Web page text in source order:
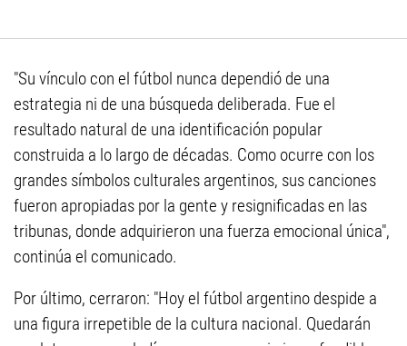
"Su vínculo con el fútbol nunca dependió de una
estrategia ni de una búsqueda deliberada. Fue el
resultado natural de una identificación popular
construida a lo largo de décadas. Como ocurre con los
grandes símbolos culturales argentinos, sus canciones
fueron apropiadas por la gente y resignificadas en las
tribunas, donde adquirieron una fuerza emocional única",
continúa el comunicado.
Por último, cerraron: "Hoy el fútbol argentino despide a
una figura irrepetible de la cultura nacional. Quedarán